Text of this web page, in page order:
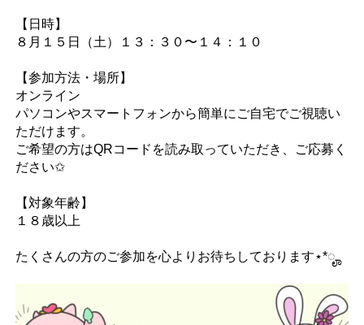
【日時】
８月１５日（土）１３：３０〜１４：１０
【参加方法・場所】
オンライン
パソコンやスマートフォンから簡単にご自宅でご視聴い
ただけます。
ご希望の方はQRコードを読み取っていただき、ご応募く
ださい✩
【対象年齢】
１８歳以上
たくさんの方のご参加を心よりお待ちしております⋆*ೄ